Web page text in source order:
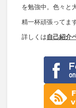
を勉強中。色々と
精一杯頑張ってます
詳しくは自己紹介